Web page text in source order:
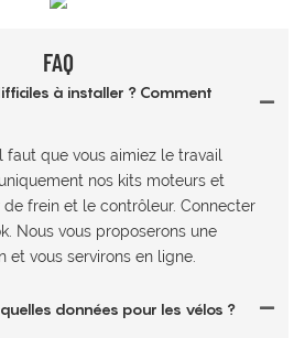
FAQ
à installer ? Comment
faut que vous aimiez le travail
nos kits moteurs et
frein et le contrôleur. Connecter
Nous vous proposerons une
et vous servirons en ligne.
données pour les vélos ?